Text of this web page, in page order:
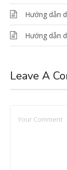
Hướng dẫn
Hướng dẫn
Leave A